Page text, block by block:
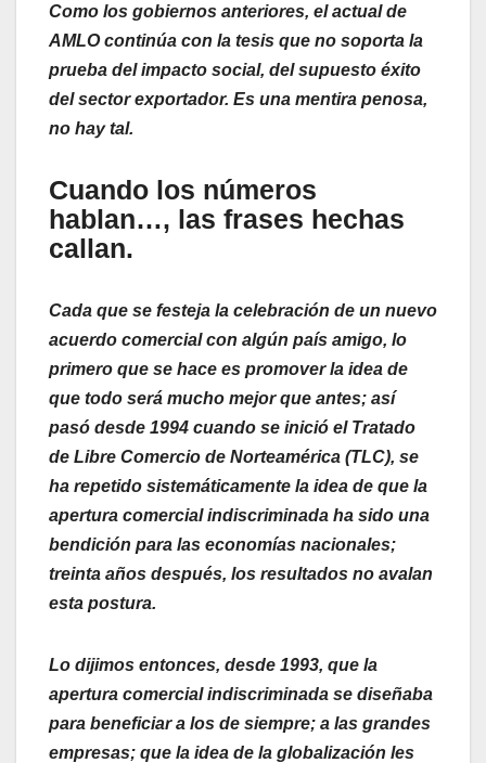
Como los gobiernos anteriores, el actual de
AMLO continúa con la tesis que no soporta la
prueba del impacto social, del supuesto éxito
del sector exportador. Es una mentira penosa,
no hay tal.
Cuando los números
hablan…, las frases hechas
callan.
Cada que se festeja la celebración de un nuevo
acuerdo comercial con algún país amigo, lo
primero que se hace es promover la idea de
que todo será mucho mejor que antes; así
pasó desde 1994 cuando se inició el Tratado
de Libre Comercio de Norteamérica (TLC), se
ha repetido sistemáticamente la idea de que la
apertura comercial indiscriminada ha sido una
bendición para las economías nacionales;
treinta años después, los resultados no avalan
esta postura.
Lo dijimos entonces, desde 1993, que la
apertura comercial indiscriminada se diseñaba
para beneficiar a los de siempre; a las grandes
empresas; que la idea de la globalización les